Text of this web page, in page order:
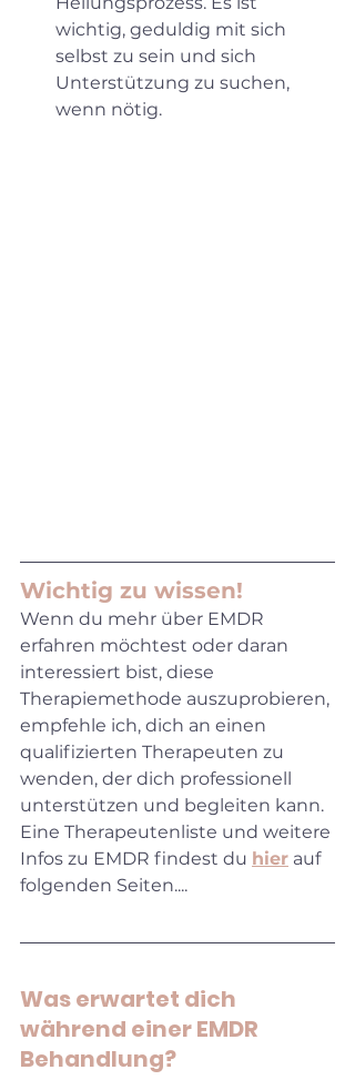
wichtig, geduldig mit sich
selbst zu sein und sich
Unterstützung zu suchen,
wenn nötig.
Wichtig zu wissen!
Wenn du mehr über EMDR
erfahren möchtest oder daran
interessiert bist, diese
Therapiemethode auszuprobieren,
empfehle ich, dich an einen
qualifizierten Therapeuten zu
wenden, der dich professionell
unterstützen und begleiten kann.
Eine Therapeutenliste und weitere
Infos zu EMDR findest du hier auf
folgenden Seiten....
Was erwartet dich
während einer EMDR
Behandlung?